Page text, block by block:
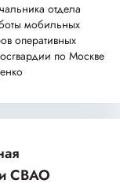
отдела
мобильных
оперативных
по Москве
СВАО